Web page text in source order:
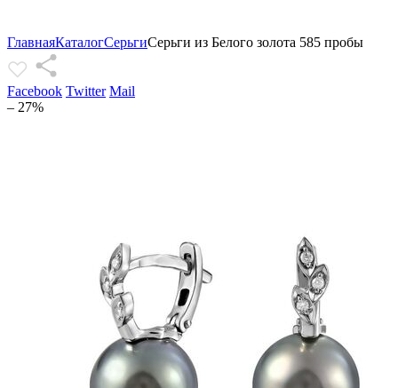
ГлавнаяКаталогСерьгиСерьги из Белого золота 585 пробы
Facebook Twitter Mail
– 27%